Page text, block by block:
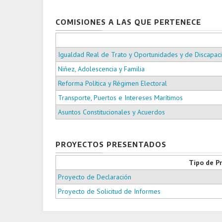
COMISIONES A LAS QUE PERTENECE
Igualdad Real de Trato y Oportunidades y de
Niñez, Adolescencia y Familia
Reforma Política y Régimen Electoral
Transporte, Puertos e Intereses Marítimos
Asuntos Constitucionales y Acuerdos
PROYECTOS PRESENTADOS
Tipo de
Proyecto de Declaración
Proyecto de Solicitud de Informes